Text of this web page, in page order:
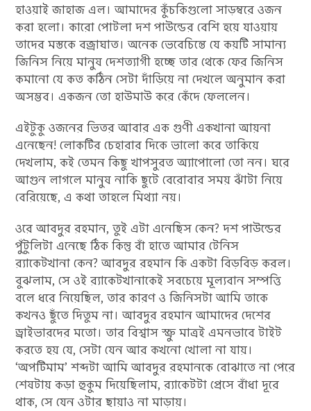
হাওয়াই জাহাজ এল। আমাদের কুঁচকিগুলো সাড়ম্বরে ওজন
করা হলো। কারো পোটলা দশ পাউন্ডের বেশি হয়ে যাওয়ায়
তাদের মস্তকে বজ্রাঘাত। অনেক ভেবেচিন্তে যে কয়টি সামান্য
জিনিস নিয়ে মানুষ দেশত্যাগী হচ্ছে তার থেকে ফের জিনিস
কমানো যে কত কঠিন সেটা দাঁড়িয়ে না দেখলে অনুমান করা
অসম্ভব। একজন তো হাউমাউ করে কেঁদে ফেললেন।
এইটুকু ওজনের ভিতর আবার এক গুণী একখানা আয়না
এনেছেন! লোকটির চেহারার দিকে ভালো করে তাকিয়ে
দেখলাম, কই তেমন কিছু খাপসুরত অ্যাপোলো তো নন। ঘরে
আগুন লাগলে মানুষ নাকি ছুটে বেরোবার সময় ঝাঁটা নিয়ে
বেরিয়েছে, এ কথা তাহলে মিথ্যা নয়।
ওরে আবদুর রহমান, তুই এটা এনেছিস কেন? দশ পাউন্ডের
পুঁটুলিটা এনেছে ঠিক কিন্তু বাঁ হাতে আমার টেনিস
র‍্যাকেটখানা কেন? আবদুর রহমান কি একটা বিড়বিড় করল।
বুঝলাম, সে ওই র‍্যাকেটখানাকেই সবচেয়ে মূল্যবান সম্পত্তি
বলে ধরে নিয়েছিল, তার কারণ ও জিনিসটা আমি তাকে
কখনও ছুঁতে দিতুম না। আবদুর রহমান আমাদের দেশের
ড্রাইভারদের মতো। তার বিশ্বাস স্ক্রু মাত্রই এমনভাবে টাইট
করতে হয় যে, সেটা যেন আর কখনো খোলা না যায়।
‘অপটিমাম’ শব্দটা আমি আবদুর রহমানকে বোঝাতে না পেরে
শেষটায় কড়া হুকুম দিয়েছিলাম, র‍্যাকেটটা প্রেসে বাঁধা দূরে
থাক, সে যেন ওটার ছায়াও না মাড়ায়।